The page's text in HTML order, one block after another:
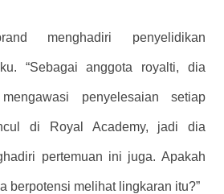
menghadiri penyelidikan
“Sebagai anggota royalti, dia
penyelesaian setiap
di Royal Academy, jadi dia
pertemuan ini juga. Apakah
berpotensi melihat lingkaran itu?”